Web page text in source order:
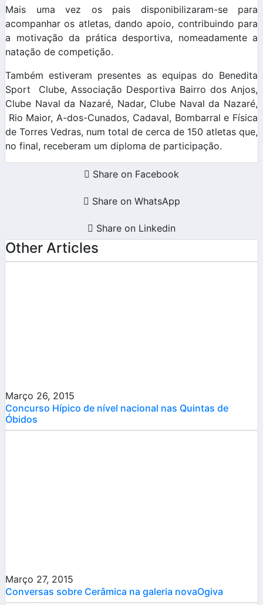
Mais uma vez os pais disponibilizaram-se para
acompanhar os atletas, dando apoio, contribuindo para
a motivação da prática desportiva, nomeadamente a
natação de competição.
Também estiveram presentes as equipas do Benedita
Sport Clube, Associação Desportiva Bairro dos Anjos,
Clube Naval da Nazaré, Nadar, Clube Naval da Nazaré,
Rio Maior, A-dos-Cunados, Cadaval, Bombarral e Física
de Torres Vedras, num total de cerca de 150 atletas que,
no final, receberam um diploma de participação.
Share on Facebook
Share on WhatsApp
Share on Linkedin
Other Articles
Março 26, 2015
Concurso Hípico de nível nacional nas Quintas de
Óbidos
Março 27, 2015
Conversas sobre Cerâmica na galeria novaOgiva